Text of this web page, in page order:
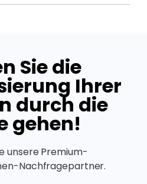
Sie die
Ihrer
durch die
gehen!
unsere Premium-
Nachfragepartner.